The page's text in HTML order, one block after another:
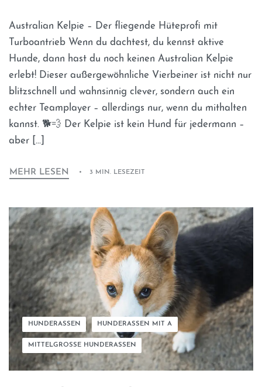
Australian Kelpie – Der fliegende Hüteprofi mit
Turboantrieb Wenn du dachtest, du kennst aktive
Hunde, dann hast du noch keinen Australian Kelpie
erlebt! Dieser außergewöhnliche Vierbeiner ist nicht nur
blitzschnell und wahnsinnig clever, sondern auch ein
echter Teamplayer – allerdings nur, wenn du mithalten
kannst. 🐕💨 Der Kelpie ist kein Hund für jedermann –
aber […]
MEHR LESEN 3 MIN. LESEZEIT
HUNDERASSEN HUNDERASSEN MIT A
MITTELGROSSE HUNDERASSEN